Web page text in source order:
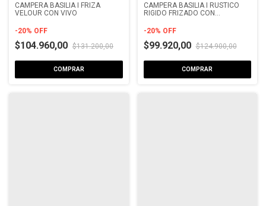
CAMPERA BASILIA I FRIZA
VELOUR CON VIVO
-20% OFF
$104.960,00 $131.200,00
COMPRAR
CAMPERA BASILIA I RUSTICO
RIGIDO FRIZADO CON
-20% OFF
$99.920,00 $124.900,00
COMPRAR